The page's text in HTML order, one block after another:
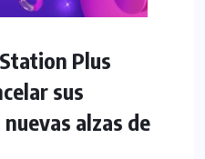
Plus
sus
alzas de